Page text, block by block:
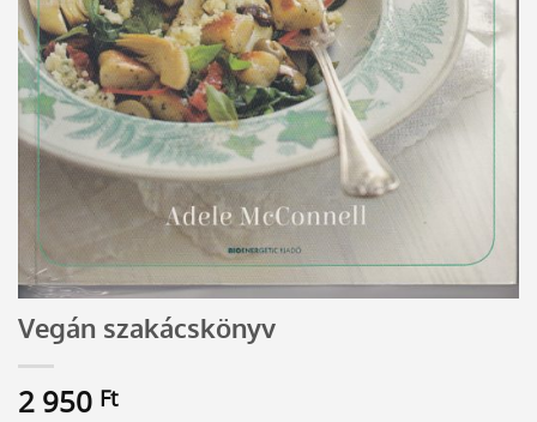
Vegán szakácskönyv
2 950 Ft